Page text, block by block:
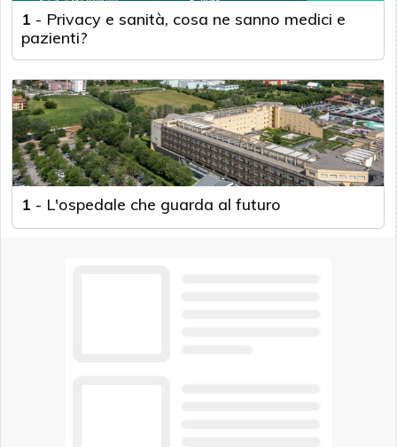
1 - Privacy e sanità, cosa ne sanno medici e
pazienti?
1 - L'ospedale che guarda al futuro